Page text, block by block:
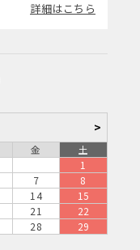
詳細はこちら
>
金
土
1
7
8
14
15
21
22
28
29